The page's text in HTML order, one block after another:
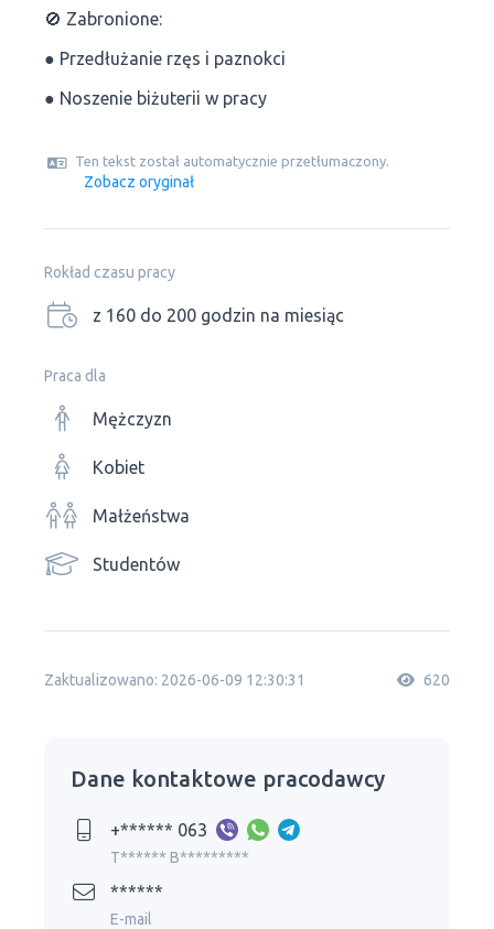
🚫 Zabronione:
● Przedłużanie rzęs i paznokci
● Noszenie biżuterii w pracy
Ten tekst został automatycznie przetłumaczony.
Zobacz oryginał
Rokład czasu pracy
z 160 do 200 godzin na miesiąc
Praca dla
Mężczyzn
Kobiet
Małżeństwa
Studentów
Zaktualizowano: 2026-06-09 12:30:31 620
Dane kontaktowe pracodawcy
+****** 063
T****** B*********
******
E-mail